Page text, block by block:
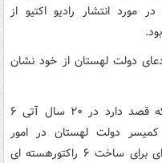
در مورد انتشار رادیو اکتیو از
دولت لهستان از خود نشان
لهستان، از متحدان آمریکا اعلام کرده که قصد دارد در ۲۰ سال آتی ۶
کمیسر دولت لهستان در امور
زیربنایی راهبردی انرژی گفت: «ما برنامه‌ای برای ساخت ۶ راکتورهسته ای